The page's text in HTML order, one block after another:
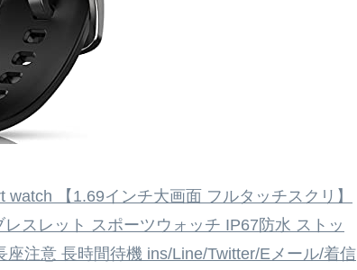
【1.69インチ大画面 フルタッチスクリ】
スレット スポーツウォッチ IP67防水 ストッ
注意 長時間待機 ins/Line/Twitter/Eメール/着信